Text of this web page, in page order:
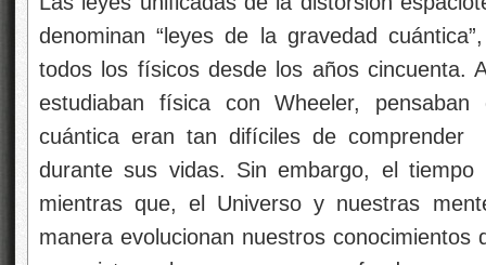
denominan “leyes de la gravedad
todos los físicos desde los años cincuenta.
estudiaban física con Wheeler,
cuántica eran tan difíciles de
durante sus vidas. Sin embargo, el
mientras que, el Universo y nuestras
manera evolucionan nuestros